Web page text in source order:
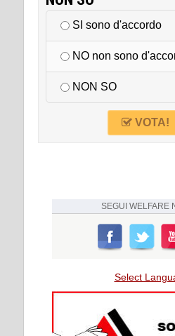
SI sono d'accordo
NO non sono
NON SO
VOTA!
SEGUI WELFARE
Select